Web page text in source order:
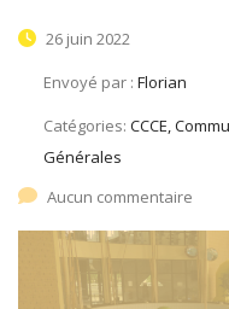
26 juin 2022
Envoyé par : Florian
Catégories: CCCE,
Générales
Aucun commentaire